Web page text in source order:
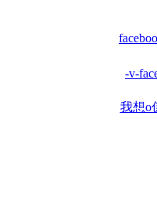
-v-
我想o